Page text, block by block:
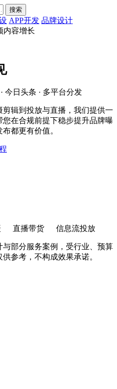
搜索
APP开发 品牌设计
内容增长
今日头条 · 多平台分发
辑到投放与直播，我们提供一
在合规前提下稳步提升品牌曝
都更有价值。
直播带货 信息流投放
部分服务案例，受行业、预算
参考，不构成效果承诺。